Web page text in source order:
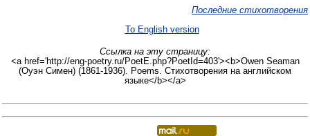
Последние стихотворения
To English version
Ссылка на эту страницу:
<a href='http://eng-poetry.ru/PoetE.php?PoetId=403'><b>Owen Seaman
(Оуэн Симен) (1861-1936). Poems. Стихотворения на английском
языке</b></a>